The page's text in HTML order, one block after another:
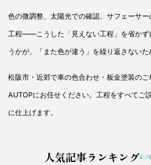
色の微調整、太陽光での確認、サフェーサ
工程——こうした「見えない工程」を省かず
うかが、「また色が違う」を繰り返さないた
松阪市・近郊で車の色合わせ・板金塗装の
AUTOPにお任せください。工程をすべてご
に仕上げます。
人気記事ランキング